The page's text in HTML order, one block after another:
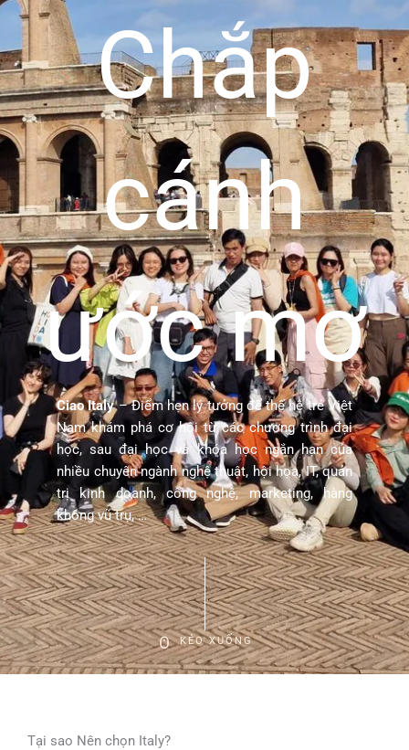
Chắp
cánh
ước mơ
Ciao Italy– Điểm hẹn lý tưởng để thế hệ trẻ Việt
Nam khám phá cơ hội từ các chương trình đại
học, sau đại học và khóa học ngắn hạn của
nhiều chuyên ngành nghệ thuật, hội họa, IT, quản
trị kinh doanh, công nghệ, marketing, hàng
không vũ trụ, …
KÉO XUỐNG
Tại sao Nên chọn Italy?